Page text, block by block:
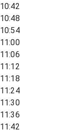
10:42
10:48
10:54
11:00
11:06
11:12
11:18
11:24
11:30
11:36
11:42